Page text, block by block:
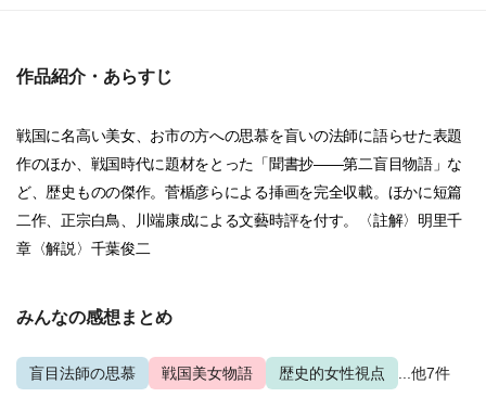
作品紹介・あらすじ
戦国に名高い美女、お市の方への思慕を盲いの法師に語らせた表題
作のほか、戦国時代に題材をとった「聞書抄――第二盲目物語」な
ど、歴史ものの傑作。菅楯彦らによる挿画を完全収載。ほかに短篇
二作、正宗白鳥、川端康成による文藝時評を付す。〈註解〉明里千
章〈解説〉千葉俊二
みんなの感想まとめ
盲目法師の思慕 戦国美女物語 歴史的女性視点 ...他7件